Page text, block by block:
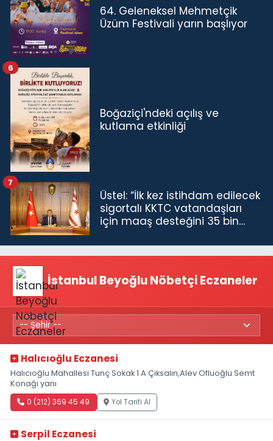
64. Geleneksel Mehmetçik
Üzüm Festivali yarın başlıyor
Boğaziçi'ndeki açılış ve
kutlama etkinliği
6
Üstel: “İlk kez istihdam edilecek
sigortalı KKTC vatandaşları
için maaş desteğini 35 bin
7
İstanbul Beyoğlu Nöbetçi Eczaneler
Halıcıoğlu Eczanesi
Halıcıoğlu Mahallesi Tunç Sokak 1 A Çıksalın,Alev Ofluoğlu Semt
Konağı yanı
0 (212) 369 45 49 Yol Tarifi Al
Serpil Eczanesi